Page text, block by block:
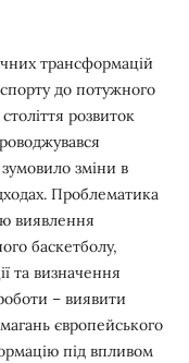
трансформацій
до потужного
розвиток
зміни в
Проблематика
виявлення
баскетболу,
та визначення
– виявити
європейського
під впливом